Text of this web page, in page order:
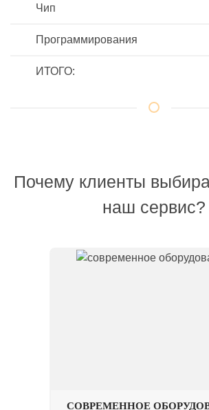
Чип
Программирования
ИТОГО:
Почему клиенты
наш сервис?
СОВРЕМЕННОЕ